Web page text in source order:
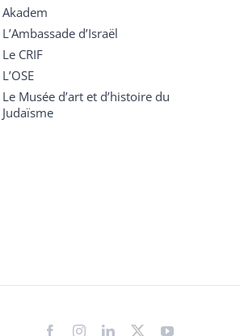
Akadem
L’Ambassade d’Israël
Le CRIF
L’OSE
Le Musée d’art et d’histoire du
Judaïsme
FacebookInstagramLinkedIn
X YouTube